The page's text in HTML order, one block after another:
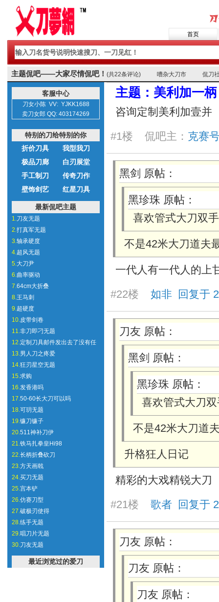
首页
主题侃吧——大家尽情侃吧！ (共22条评论) 嘈杂大刀市 侃刀
客服中心
刀女小陈 VV: YJKK1688
卖刀女郎 QQ: 403174269
特别的刀给特别的你
折价刀具
我型我刀
极品刀廊
白刃展堂
手工制刀
传奇刀作
壁饰剑艺
红星刀具
最新侃吧主题
1.刀友无题
2.打真军无题
3.轴承硬度
4.超风无题
5.大刀尹
6.曲率驱动
7.64cm大折叠
8.王马刺
9.超硬度
10.皮带剑卷
11.非刀即刁无题
12.定制刀具邮件发出去了没有任
13.男人刀之疼爱
14.狂刃星空无题
15.求购
16.发香港吗
17.50-60长大刀可以吗
18.可玥无题
19.镰刀镰子
20.511神补刀伊
21.铁马扎拳皇Hi98
22.长柄折叠砍刀
23.方天画戟
24.买刀无题
25.宫本铲
26.仿赛刀型
27.破极刃使得
28.练手无题
29.唱刀片无题
30.刀友无题
最近浏览过的爱刀
主题：美利加一柄
咨询定制美利加壹并
#1楼 侃吧主： 克赛
黑剑 原帖：
黑珍珠 原帖：
喜欢管式大刀双
不是42米大刀道夫
一代人有一代人的上
#22楼 如非 回复于
刀友 原帖：
黑剑 原帖：
黑珍珠 原帖：
喜欢管式大刀
不是42米大刀道
升格狂人日记
精彩的大戏精锐大刀
#21楼 歌者 回复于
刀友 原帖：
刀友 原帖：
刀友 原帖：